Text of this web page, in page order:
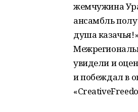
жемчужина
ансамбль
душа
увидели и
и побеждал в